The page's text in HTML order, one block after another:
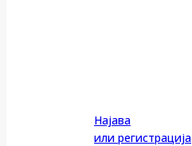
Најава
или регистрација